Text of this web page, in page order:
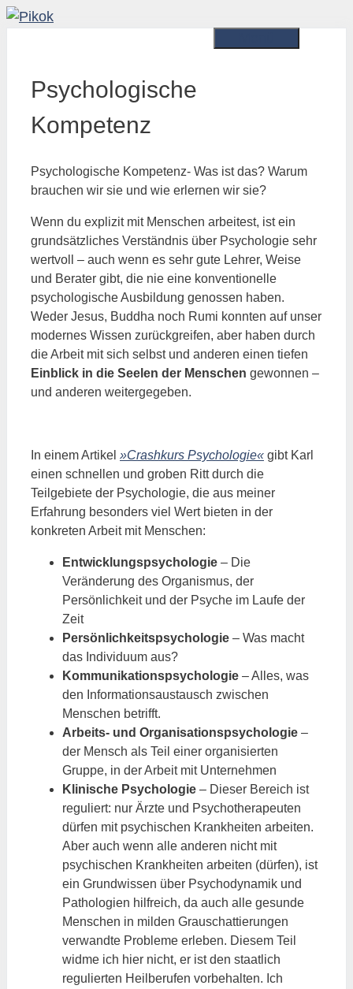
Zum
Psychologische
Kompetenz
Psychologische Kompetenz- Was ist das? Warum
brauchen wir sie und wie erlernen wir sie?
Wenn du explizit mit Menschen arbeitest, ist ein
grundsätzliches Verständnis über Psychologie sehr
wertvoll – auch wenn es sehr gute Lehrer, Weise
und Berater gibt, die nie eine konventionelle
psychologische Ausbildung genossen haben.
Weder Jesus, Buddha noch Rumi konnten auf unser
modernes Wissen zurückgreifen, aber haben durch
die Arbeit mit sich selbst und anderen einen tiefen
Einblick in die Seelen der Menschen gewonnen –
und anderen weitergegeben.
In einem Artikel »Crashkurs Psychologie« gibt Karl
einen schnellen und groben Ritt durch die
Teilgebiete der Psychologie, die aus meiner
Erfahrung besonders viel Wert bieten in der
konkreten Arbeit mit Menschen:
Entwicklungspsychologie – Die
Veränderung des Organismus, der
Persönlichkeit und der Psyche im Laufe der
Zeit
Persönlichkeitspsychologie – Was macht
das Individuum aus?
Kommunikationspsychologie – Alles, was
den Informationsaustausch zwischen
Menschen betrifft.
Arbeits- und Organisationspsychologie –
der Mensch als Teil einer organisierten
Gruppe, in der Arbeit mit Unternehmen
Klinische Psychologie – Dieser Bereich ist
reguliert: nur Ärzte und Psychotherapeuten
dürfen mit psychischen Krankheiten arbeiten.
Aber auch wenn alle anderen nicht mit
psychischen Krankheiten arbeiten (dürfen), ist
ein Grundwissen über Psychodynamik und
Pathologien hilfreich, da auch alle gesunde
Menschen in milden Grauschattierungen
verwandte Probleme erleben. Diesem Teil
widme ich hier nicht, er ist den staatlich
regulierten Heilberufen vorbehalten. Ich